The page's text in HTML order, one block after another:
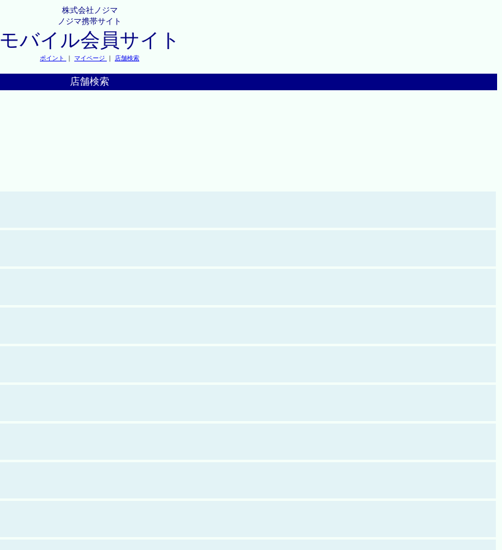
株式会社ノジマ
ノジマ携帯サイト
モバイル会員サイト
ポイント ｜ マイページ ｜ 店舗検索
店舗検索